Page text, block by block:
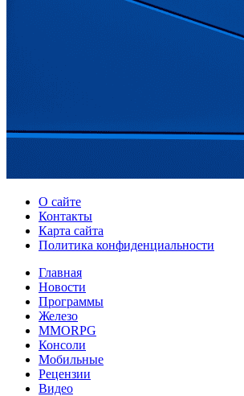
О сайте
Контакты
Карта сайта
Политика конфиденциальности
Главная
Новости
Программы
Железо
MMORPG
Консоли
Мобильные
Рецензии
Видео